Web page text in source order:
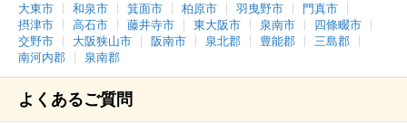
大東市
和泉市 箕面市 柏原市 羽曳野市
門真市
摂津市
高石市 藤井寺市 東大阪市 泉南市
四條畷市
交野市
大阪狭山市 阪南市 泉北郡 豊能郡
三島郡
南河内郡
泉南郡
よくあるご質問